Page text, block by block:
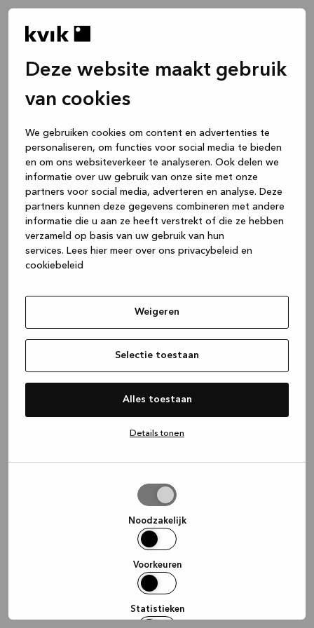
Deze website maakt gebruik
van cookies
We gebruiken cookies om content en advertenties te
personaliseren, om functies voor social media te bieden
en om ons websiteverkeer te analyseren. Ook delen we
informatie over uw gebruik van onze site met onze
partners voor social media, adverteren en analyse. Deze
partners kunnen deze gegevens combineren met andere
informatie die u aan ze heeft verstrekt of die ze hebben
verzameld op basis van uw gebruik van hun
services. Lees hier meer over ons privacybeleid en
cookiebeleid
Weigeren
Selectie toestaan
Alles toestaan
Details tonen
Noodzakelijk
Voorkeuren
Statistieken
(see the browser console for more
information).